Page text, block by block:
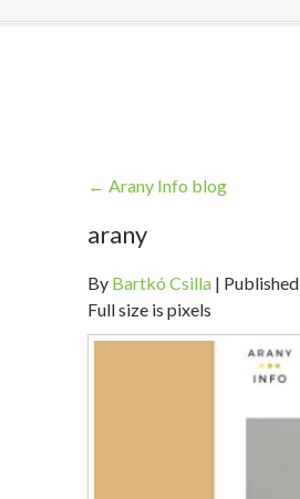
← Arany Info blog
arany
By Bartkó Csilla | Published
Full size is pixels